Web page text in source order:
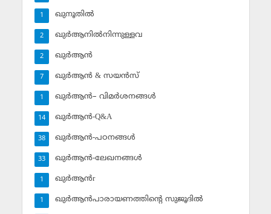
ഖുനൂതില്‍
1
ഖുര്‍ആനില്‍നിന്നുള്ളവ
2
ഖുര്‍ആന്‍
2
ഖുര്‍ആന്‍ & സയന്‍സ്‌
7
ഖുര്‍ആന്‍– വിമര്‍ശനങ്ങള്‍
1
ഖുര്‍ആന്‍-Q&A
14
ഖുര്‍ആന്‍-പഠനങ്ങള്‍
38
ഖുര്‍ആന്‍-ലേഖനങ്ങള്‍
33
ഖുര്‍ആന്‍r
1
ഖുര്‍ആന്‍പാരായണത്തിന്റെ സുജൂദില്‍
1